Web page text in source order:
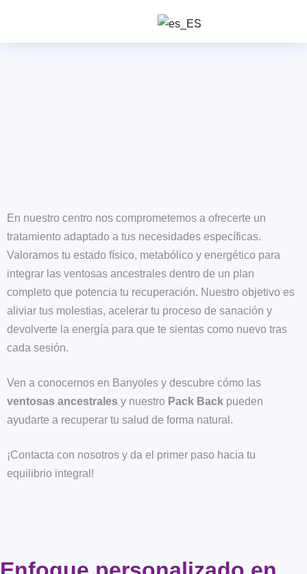
En nuestro centro nos comprometemos a ofrecerte un
tratamiento adaptado a tus necesidades específicas.
Valoramos tu estado físico, metabólico y energético para
integrar las ventosas ancestrales dentro de un plan
completo que potencia tu recuperación. Nuestro objetivo es
aliviar tus molestias, acelerar tu proceso de sanación y
devolverte la energía para que te sientas como nuevo tras
cada sesión.
Ven a conocernos en Banyoles y descubre cómo las
ventosas ancestrales y nuestro Pack Back pueden
ayudarte a recuperar tu salud de forma natural.
¡Contacta con nosotros y da el primer paso hacia tu
equilibrio integral!